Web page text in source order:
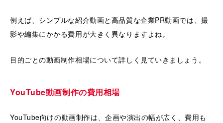
例えば、シンプルな紹介動画と高品質な企業PR動画では、撮
影や編集にかかる費用が大きく異なりますよね。
目的ごとの動画制作相場について詳しく見ていきましょう。
YouTube動画制作の費用相場
YouTube向けの動画制作は、企画や演出の幅が広く、費用も